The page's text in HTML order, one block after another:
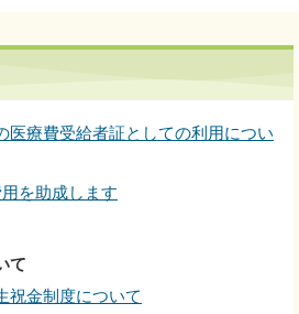
医療費受給者証としての利用につい
を助成します
て
祝金制度について